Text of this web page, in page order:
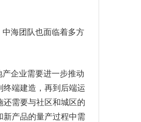
海团队也面临着多方
企业需要进一步推动
端建造，再到后端运
需要与社区和城区的
产品的量产过程中需